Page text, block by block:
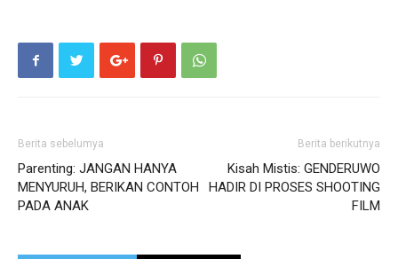
Berita sebelumya
Parenting: JANGAN HANYA
MENYURUH, BERIKAN CONTOH
PADA ANAK
Berita berikutnya
Kisah Mistis: GENDERUWO
HADIR DI PROSES SHOOTING
FILM